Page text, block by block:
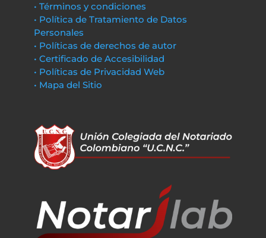
• Términos y condiciones
• Política de Tratamiento de Datos
Personales
• Políticas de derechos de autor
• Certificado de Accesibilidad
• Políticas de Privacidad Web
• Mapa del Sitio